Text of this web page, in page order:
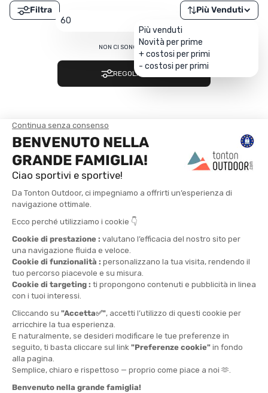
IL BLOG DEI TONTONS
Filtra
60
Più Venduti
Più venduti
Novità per prime
+ costosi per primi
- costosi per primi
NON CI SONO RISULTATI…
REGOLA I FILTRI
TROVA UN NEGOZIO CONTATTACI
CONSEGNA
GRATUITA DA 30€
RESI POSSIBILI
ENTRO 30 GIORNI
CONSEGNA IN 24H
PAGAMENTO IN 4